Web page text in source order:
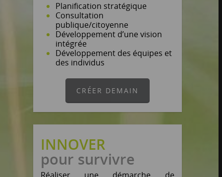
Planification stratégique
Consultation
publique/citoyenne
Développement d’une vision
intégrée
Développement des équipes et
des individus
CRÉER DEMAIN
INNOVER
pour survivre